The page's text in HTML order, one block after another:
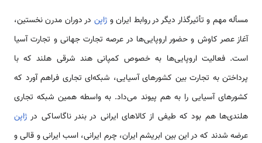
مسأله مهم و تأثیرگذار دیگر در روابط ایران و ژاپن در دوران مدرن نخستین،
آغاز عصر کاوش و حضور اروپایی‌ها در عرصه تجارت جهانی و تجارت آسیا
است. فعالیت اروپایی‌ها به خصوص کمپانی هند شرقی هلند که با
پرداختن به تجارت بین کشورهای آسیایی، شبکه‌ای تجاری فراهم آورد که
کشورهای آسیایی را به هم پیوند می‌داد. به واسطه همین شبکه تجاری
هلندی‌ها هم بود که طیفی از کالاهای ایرانی در بندر ناگاساکی در ژاپن
عرضه شدند که در این بین ابریشم ایران، چرم ایرانی، اسب ایرانی و قالی و